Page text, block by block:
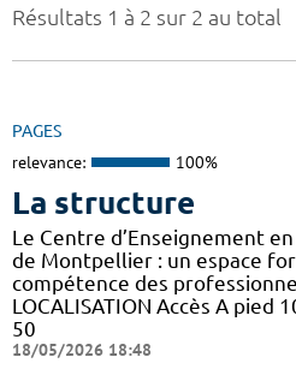
Résultats 1 à 2 sur 2 au total
PAGES
relevance: 100%
La structure
Le Centre d’Enseignement
de Montpellier : un espace
compétence des
LOCALISATION Accès A pied
50
18/05/2026 18:48